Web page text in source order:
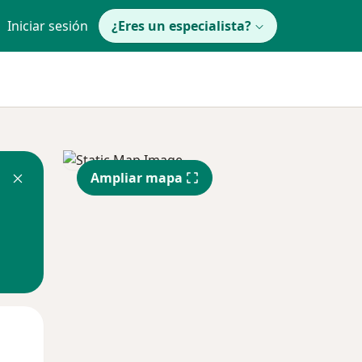
Iniciar sesión ¿Eres un especialista?
Ampliar mapa